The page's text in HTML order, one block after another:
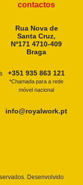
contactos
Rua Nova de
Santa Cruz,
Nº171 4710-409
Braga
+351 935 863 121
*Chamada para a rede
móvel nacional
info@royalwork.pt
Desenvolvido